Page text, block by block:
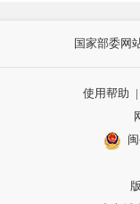
国家部委网
使用帮助 |